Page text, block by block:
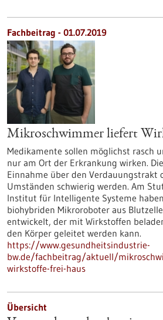
Fachbeitrag - 01.07.2019
Mikroschwimmer liefert
Medikamente sollen möglichst rasch
nur am Ort der Erkrankung wirken.
Einnahme über den Verdauungstrakt
Umständen schwierig werden. Am
Institut für Intelligente Systeme
biohybriden Mikroroboter aus
entwickelt, der mit Wirkstoffen
den Körper geleitet werden kann.
https://www.gesundheitsindustrie-
bw.de/fachbeitrag/aktuell/
wirkstoffe-frei-haus
Übersicht